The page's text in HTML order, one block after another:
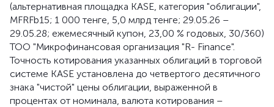
(альтернативная площадка KASE, категория "облигации",
MFRFb15; 1 000 тенге, 5,0 млрд тенге; 29.05.26 –
29.05.28; ежемесячный купон, 23,00 % годовых, 30/360)
ТОО "Микрофинансовая организация "R- Finance".
Точность котирования указанных облигаций в торговой
системе KASE установлена до четвертого десятичного
знака "чистой" цены облигации, выраженной в
процентах от номинала, валюта котирования –